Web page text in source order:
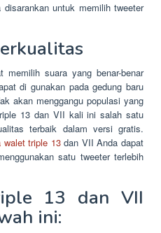
untuk memilih tweeter
suara yang benar-benar
di gunakan pada gedung baru
akan menggangu populasi yang
13 dan VII kali ini salah satu
terbaik dalam versi gratis.
walet triple 13dan VII Anda dapat
satu tweeter terlebih
13 dan VII
ini: